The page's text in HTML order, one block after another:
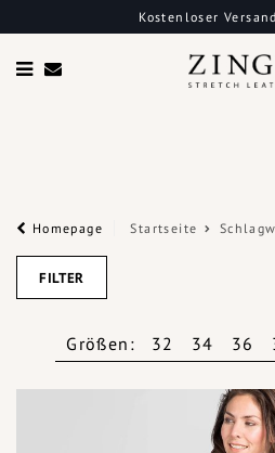
Kostenloser
Homepage Startseite
FILTER
Größen: 32 34 36